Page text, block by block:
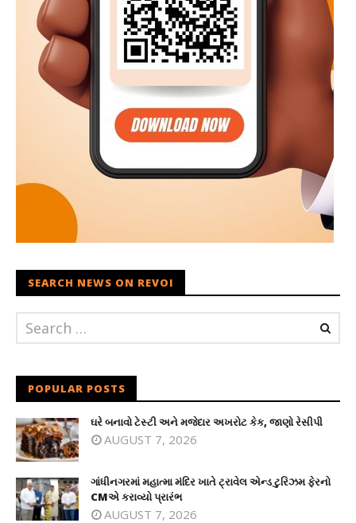
SEARCH NEWS ON REVOI
POPULAR POSTS
ઘરે બનાવો ટેસ્ટી અને મજેદાર અખરોટ કેક, જાણો રેસીપી
AUGUST 7, 2026
ગાંધીનગરમાં મહાત્મા મંદિર ખાતે ટ્રાવેલ એન્ડ ટુરિઝમ ફેરનો
CMએ કરાવ્યો પ્રારંભ
AUGUST 7, 2026